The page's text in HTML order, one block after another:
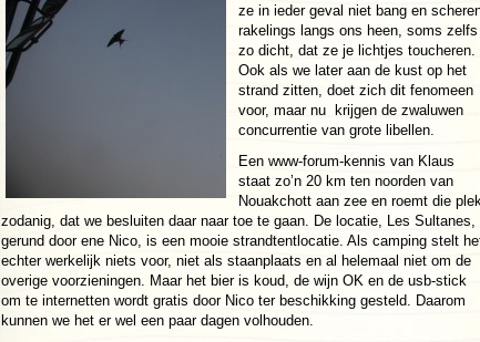
ze in ieder geval niet bang en
rakelings langs ons heen, soms zelfs
zo dicht, dat ze je lichtjes toucheren.
Ook als we later aan de kust op het
strand zitten, doet zich dit fenomeen
voor, maar nu krijgen de zwaluwen
concurrentie van grote libellen.
Een www-forum-kennis van Klaus
staat zo’n 20 km ten noorden van
Nouakchott aan zee en roemt die
zodanig, dat we besluiten daar naar toe te gaan. De locatie, Les Sultanes,
gerund door ene Nico, is een mooie strandtentlocatie. Als camping stelt
echter werkelijk niets voor, niet als staanplaats en al helemaal niet om de
overige voorzieningen. Maar het bier is koud, de wijn OK en de usb-stick
om te internetten wordt gratis door Nico ter beschikking gesteld. Daarom
kunnen we het er wel een paar dagen volhouden.